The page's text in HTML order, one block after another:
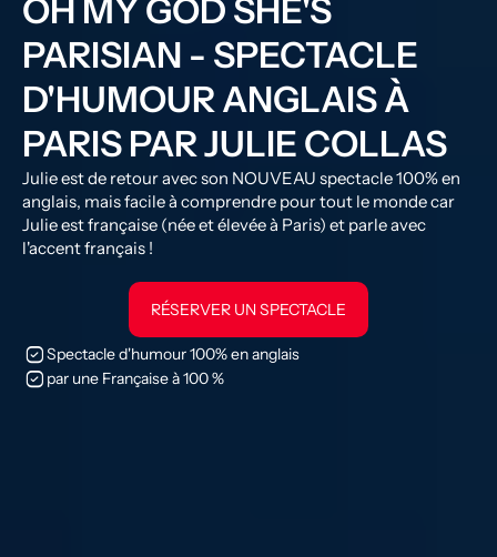
OH MY GOD SHE'S
PARISIAN - SPECTACLE
D'HUMOUR ANGLAIS À
PARIS PAR JULIE COLLAS
Julie est de retour avec son NOUVEAU spectacle 100% en
anglais, mais facile à comprendre pour tout le monde car
Julie est française (née et élevée à Paris) et parle avec
l'accent français !
RÉSERVER UN SPECTACLE
prioritySpectacle d'humour 100% en anglais
priority par une Française à 100 %